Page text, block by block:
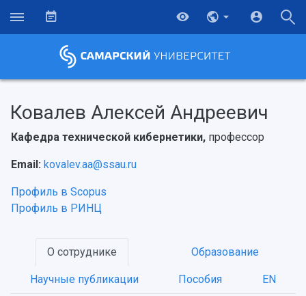
Ковалев Алексей Андреевич
Кафедра технической кибернетики, профессор
Email: kovalev.aa@ssau.ru
Профиль в Scopus
Профиль в РИНЦ
О сотруднике Образование
Научные публикации Пособия EN